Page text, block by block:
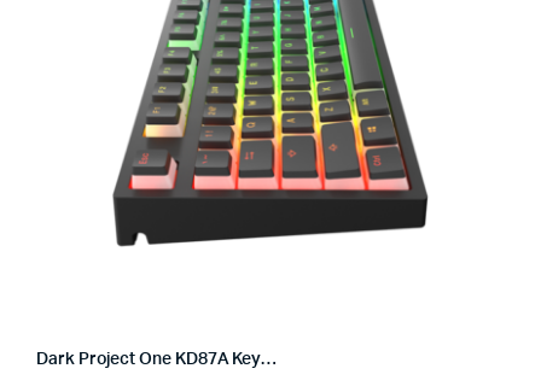
Dark Project One KD87A Keyboard Pudding Gateron Mechanical